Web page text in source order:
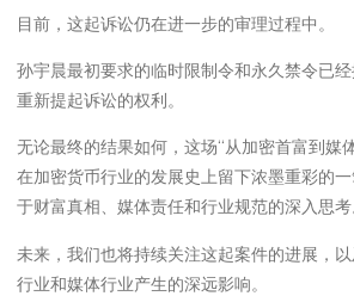
目前，这起诉讼仍在进一步的审理过程中。
孙宇晨最初要求的临时限制令和永久禁令已
重新提起诉讼的权利。
无论最终的结果如何，这场“从加密首富到媒
在加密货币行业的发展史上留下浓墨重彩的
于财富真相、媒体责任和行业规范的深入思考
未来，我们也将持续关注这起案件的进展，
行业和媒体行业产生的深远影响。